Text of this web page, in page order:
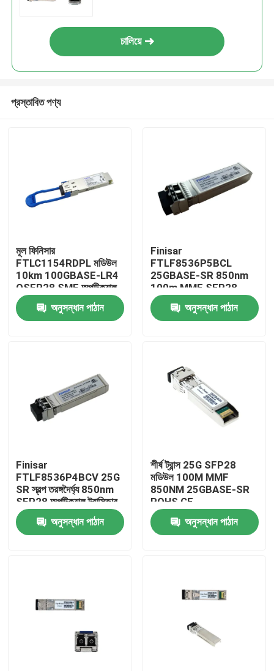
বাড়ি
আমাদের সম্পর্কে
মান নিয়ন্ত্রণ
যোগাযোগ করুন
চালিয়ে
প্রস্তাবিত পণ্য
মূল ফিনিসার
FTLC1154RDPL মডিউল
10km 100GBASE-LR4
QSFP28 SMF অপটিক্যাল
ট্রান্সিভার
অনুসন্ধান পাঠান
Finisar
FTLF8536P5BCL
25GBASE-SR 850nm
100m MMF SFP28-
25G-SR অপটিক্যাল ট্রান্সিভার
মডিউল
অনুসন্ধান পাঠান
Finisar
FTLF8536P4BCV 25G
SR স্বল্প তরঙ্গদৈর্ঘ্য 850nm
SFP28 অপটিক্যাল ট্রান্সিভার
অনুসন্ধান পাঠান
শীর্ষ ট্রান্স 25G SFP28
মডিউল 100M MMF
850NM 25GBASE-SR
ROHS CE
অনুসন্ধান পাঠান